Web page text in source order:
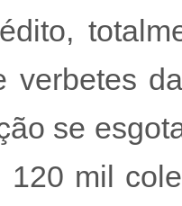
verbetes
se
120 mil